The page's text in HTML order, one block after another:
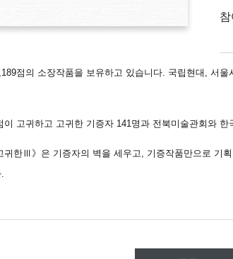
점의 소장작품을 보유하고 있습니다. 국립현대, 서
고귀하고 고귀한 기증자 141명과 전북미술관회와
귀한Ⅲ》은 기증자의 벽을 세우고, 기증작품만으로 기